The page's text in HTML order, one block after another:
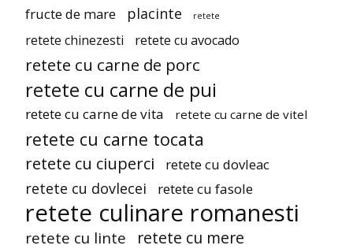
fructe de mare
placinte retete
retete chinezesti retete cu avocado
retete cu carne de porc
retete cu carne de pui
retete cu carne de vita retete cu carne de vitel
retete cu carne tocata
retete cu ciuperci retete cu dovleac
retete cu dovlecei retete cu fasole
retete culinare romanesti
retete cu linte retete cu mere